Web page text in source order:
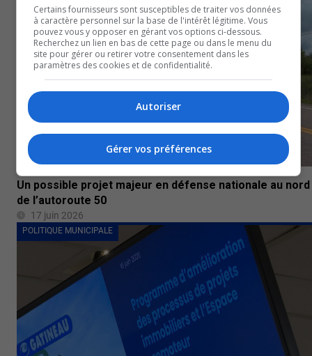
POLITIQUE MUNICIPALE
Un possible projet majeur en défense nationale au nord
de l’autoroute 50
17 juin 2026
POLITIQUE MUNICIPALE
Certains fournisseurs sont susceptibles de traiter vos données
à caractère personnel sur la base de l'intérêt légitime. Vous
pouvez vous y opposer en gérant vos options ci-dessous.
Recherchez un lien en bas de cette page ou dans le menu du
site pour gérer ou retirer votre consentement dans les
paramètres des cookies et de confidentialité.
Autoriser
Gérer vos préférences